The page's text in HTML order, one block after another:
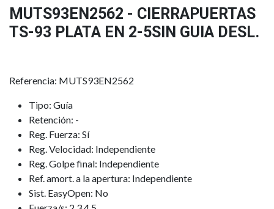
MUTS93EN2562 - CIERRAPUERTAS
TS-93 PLATA EN 2-5SIN GUIA DESL.
Referencia: MUTS93EN2562
Tipo: Guía
Retención: -
Reg. Fuerza: Sí
Reg. Velocidad: Independiente
Reg. Golpe final: Independiente
Ref. amort. a la apertura: Independiente
Sist. EasyOpen: No